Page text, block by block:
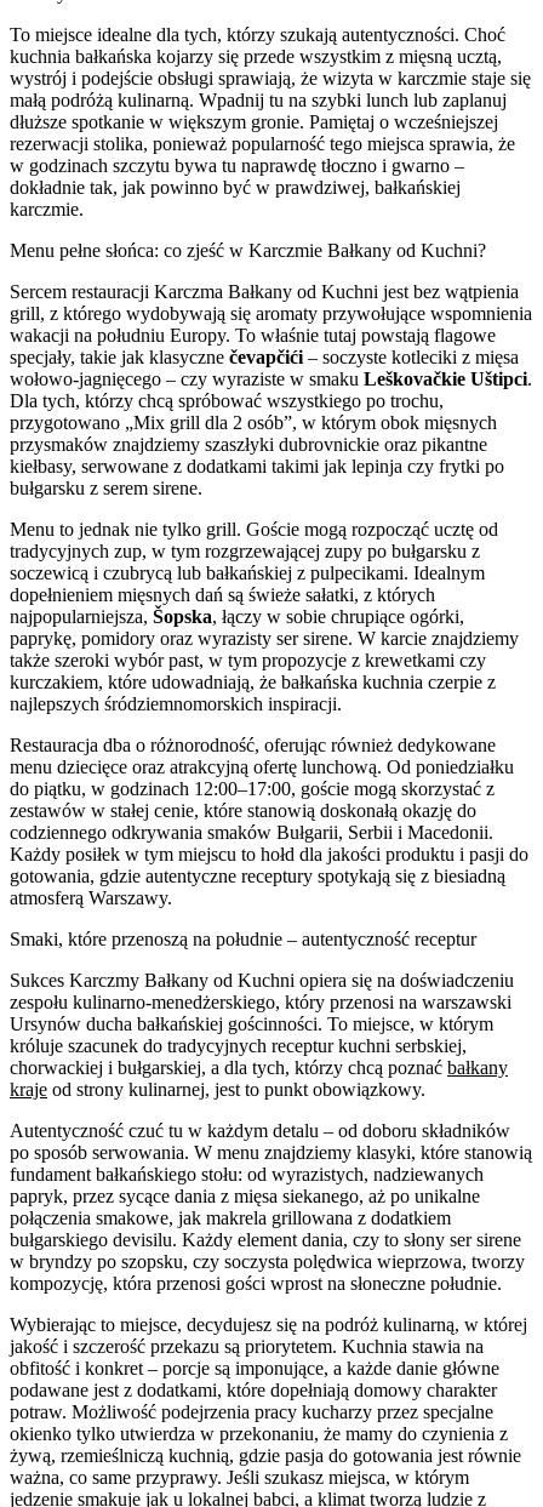
To miejsce idealne dla tych, którzy szukają autentyczności. Choć
kuchnia bałkańska kojarzy się przede wszystkim z mięsną ucztą,
wystrój i podejście obsługi sprawiają, że wizyta w karczmie staje się
małą podróżą kulinarną. Wpadnij tu na szybki lunch lub zaplanuj
dłuższe spotkanie w większym gronie. Pamiętaj o wcześniejszej
rezerwacji stolika, ponieważ popularność tego miejsca sprawia, że
w godzinach szczytu bywa tu naprawdę tłoczno i gwarno –
dokładnie tak, jak powinno być w prawdziwej, bałkańskiej
karczmie.
Menu pełne słońca: co zjeść w Karczmie Bałkany od Kuchni?
Sercem restauracji Karczma Bałkany od Kuchni jest bez wątpienia
grill, z którego wydobywają się aromaty przywołujące wspomnienia
wakacji na południu Europy. To właśnie tutaj powstają flagowe
specjały, takie jak klasyczne čevapčići – soczyste kotleciki z mięsa
wołowo-jagnięcego – czy wyraziste w smaku Leškovačkie Uštipci.
Dla tych, którzy chcą spróbować wszystkiego po trochu,
przygotowano „Mix grill dla 2 osób”, w którym obok mięsnych
przysmaków znajdziemy szaszłyki dubrovnickie oraz pikantne
kiełbasy, serwowane z dodatkami takimi jak lepinja czy frytki po
bułgarsku z serem sirene.
Menu to jednak nie tylko grill. Goście mogą rozpocząć ucztę od
tradycyjnych zup, w tym rozgrzewającej zupy po bułgarsku z
soczewicą i czubrycą lub bałkańskiej z pulpecikami. Idealnym
dopełnieniem mięsnych dań są świeże sałatki, z których
najpopularniejsza, Šopska, łączy w sobie chrupiące ogórki,
paprykę, pomidory oraz wyrazisty ser sirene. W karcie znajdziemy
także szeroki wybór past, w tym propozycje z krewetkami czy
kurczakiem, które udowadniają, że bałkańska kuchnia czerpie z
najlepszych śródziemnomorskich inspiracji.
Restauracja dba o różnorodność, oferując również dedykowane
menu dziecięce oraz atrakcyjną ofertę lunchową. Od poniedziałku
do piątku, w godzinach 12:00–17:00, goście mogą skorzystać z
zestawów w stałej cenie, które stanowią doskonałą okazję do
codziennego odkrywania smaków Bułgarii, Serbii i Macedonii.
Każdy posiłek w tym miejscu to hołd dla jakości produktu i pasji do
gotowania, gdzie autentyczne receptury spotykają się z biesiadną
atmosferą Warszawy.
Smaki, które przenoszą na południe – autentyczność receptur
Sukces Karczmy Bałkany od Kuchni opiera się na doświadczeniu
zespołu kulinarno-menedżerskiego, który przenosi na warszawski
Ursynów ducha bałkańskiej gościnności. To miejsce, w którym
króluje szacunek do tradycyjnych receptur kuchni serbskiej,
chorwackiej i bułgarskiej, a dla tych, którzy chcą poznać bałkany
kraje od strony kulinarnej, jest to punkt obowiązkowy.
Autentyczność czuć tu w każdym detalu – od doboru składników
po sposób serwowania. W menu znajdziemy klasyki, które stanowią
fundament bałkańskiego stołu: od wyrazistych, nadziewanych
papryk, przez sycące dania z mięsa siekanego, aż po unikalne
połączenia smakowe, jak makrela grillowana z dodatkiem
bułgarskiego devisilu. Każdy element dania, czy to słony ser sirene
w bryndzy po szopsku, czy soczysta polędwica wieprzowa, tworzy
kompozycję, która przenosi gości wprost na słoneczne południe.
Wybierając to miejsce, decydujesz się na podróż kulinarną, w której
jakość i szczerość przekazu są priorytetem. Kuchnia stawia na
obfitość i konkret – porcje są imponujące, a każde danie główne
podawane jest z dodatkami, które dopełniają domowy charakter
potraw. Możliwość podejrzenia pracy kucharzy przez specjalne
okienko tylko utwierdza w przekonaniu, że mamy do czynienia z
żywą, rzemieślniczą kuchnią, gdzie pasja do gotowania jest równie
ważna, co same przyprawy. Jeśli szukasz miejsca, w którym
jedzenie smakuje jak u lokalnej babci, a klimat tworzą ludzie z